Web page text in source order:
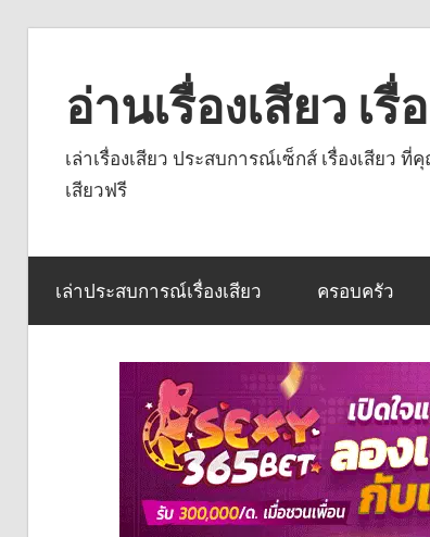
contentอ่านเรื่องเสียว เ
เล่าเรื่องเสียว ประสบการณ์เซ็กส์ เรื่องเสีย
เสียวฟรี
เล่าประสบการณ์เรื่องเสียว ครอบครัว